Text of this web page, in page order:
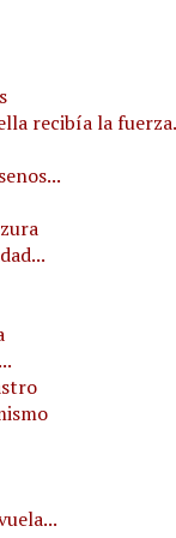
recibía la